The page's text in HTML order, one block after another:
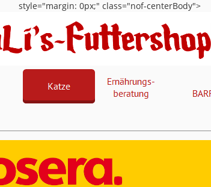
style="margin: 0px;" class="nof-centerBody">